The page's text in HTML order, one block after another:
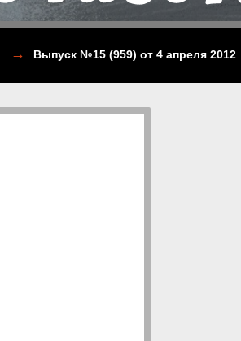
→ Выпуск №15 (959) от 4 апреля 2012